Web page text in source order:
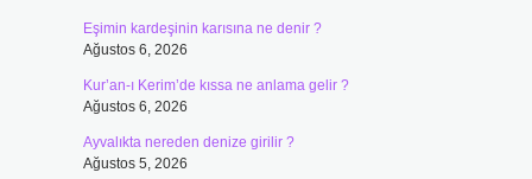
Eşimin kardeşinin karısına ne denir ?
Ağustos 6, 2026
Kur’an-ı Kerim’de kıssa ne anlama gelir ?
Ağustos 6, 2026
Ayvalıkta nereden denize girilir ?
Ağustos 5, 2026